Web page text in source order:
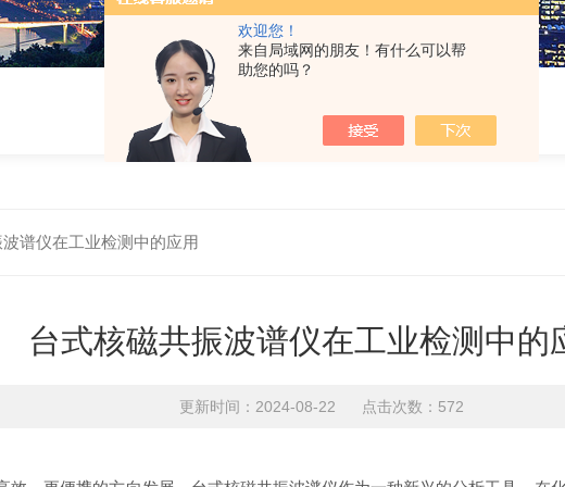
欢迎您！
来自局域网的朋友！有什么可以帮
助您的吗？
谱仪在工业检测中的应用
台式核磁共振波谱仪在工业检测中的
更新时间：2024-08-22 点击次数：572